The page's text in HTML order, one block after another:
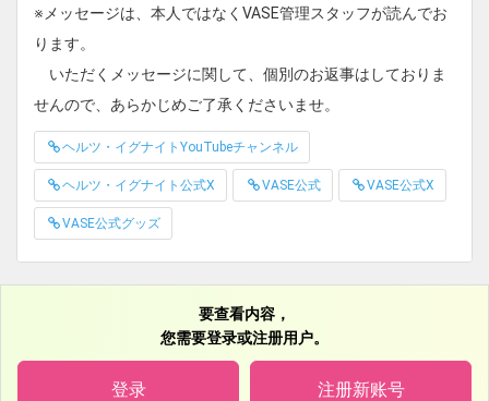
※メッセージは、本人ではなくVASE管理スタッフが読んでお
ります。
いただくメッセージに関して、個別のお返事はしておりま
せんので、あらかじめご了承くださいませ。
ヘルツ・イグナイトYouTubeチャンネル
ヘルツ・イグナイト公式X VASE公式 VASE公式X
VASE公式グッズ
要查看内容，
您需要登录或注册用户。
登录 注册新账号